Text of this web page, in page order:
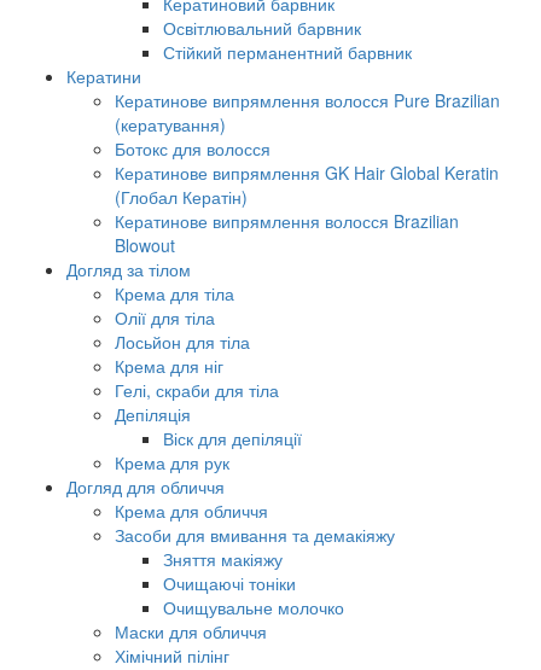
Освітлювальний барвник
Стійкий перманентний барвник
Кератини
Кератинове випрямлення волосся Pure Brazilian
(кератування)
Ботокс для волосся
Кератинове випрямлення GK Hair Global Keratin
(Глобал Кератін)
Кератинове випрямлення волосся Brazilian
Blowout
Догляд за тілом
Крема для тіла
Олії для тіла
Лосьйон для тіла
Крема для ніг
Гелі, скраби для тіла
Депіляція
Віск для депіляції
Крема для рук
Догляд для обличчя
Крема для обличчя
Засоби для вмивання та демакіяжу
Зняття макіяжу
Очищаючі тоніки
Очищувальне молочко
Маски для обличчя
Хімічний пілінг